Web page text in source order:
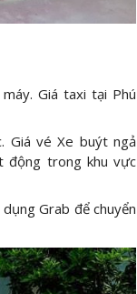
Giá taxi tại Phú
Giá vé Xe buýt ngả
động trong khu vực
Grab để chuyển